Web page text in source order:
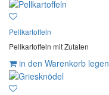
Pellkartoffeln
Pellkartoffeln mit Zutaten
in den Warenkorb legen